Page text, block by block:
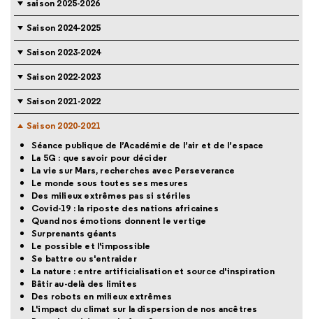
saison 2025-2026
Saison 2024-2025
Saison 2023-2024
Saison 2022-2023
Saison 2021-2022
Saison 2020-2021
Séance publique de l’Académie de l’air et de l’espace
La 5G : que savoir pour décider
La vie sur Mars, recherches avec Perseverance
Le monde sous toutes ses mesures
Des milieux extrêmes pas si stériles
Covid-19 : la riposte des nations africaines
Quand nos émotions donnent le vertige
Surprenants géants
Le possible et l'impossible
Se battre ou s'entraider
La nature : entre artificialisation et source d'inspiration
Bâtir au-delà des limites
Des robots en milieux extrêmes
L'impact du climat sur la dispersion de nos ancêtres